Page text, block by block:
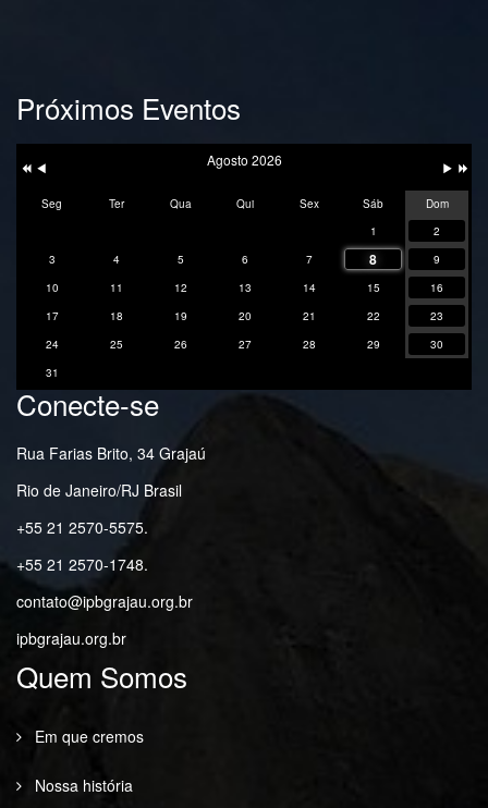
Próximos Eventos
Ano
Anterior
Mês
Anterior Ano
Mês
Agosto 2026
Seg Ter Qua Qui Sex Sáb
Dom
1
2
3
4 5 6 7 8
9
10
11 12 13 14 15
16
17
18 19 20 21 22
23
24
25 26 27 28 29
30
31
Conecte-se
Rua Farias Brito, 34 Grajaú
Rio de Janeiro/RJ Brasil
+55 21 2570-5575.
+55 21 2570-1748.
contato@ipbgrajau.org.br
ipbgrajau.org.br
Quem Somos
Em que cremos
Nossa história